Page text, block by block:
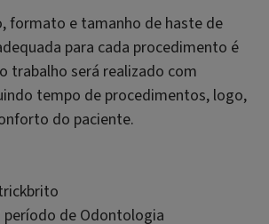
formato e tamanho de haste de
para cada procedimento é
trabalho será realizado com
tempo de procedimentos, logo,
do paciente.
período de Odontologia